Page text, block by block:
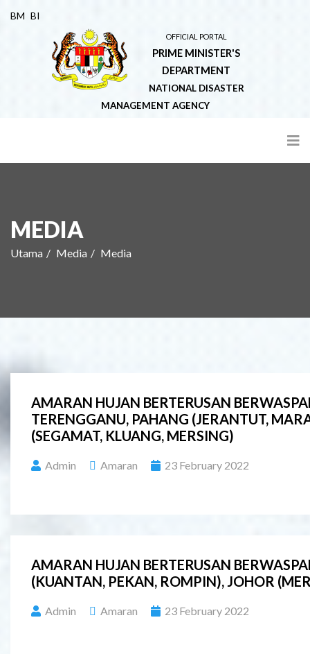
BM BI
OFFICIAL PORTAL
PRIME MINISTER'S
DEPARTMENT
NATIONAL DISASTER
MANAGEMENT AGENCY
MEDIA
Utama Media Media
AMARAN HUJAN BERTERUSAN
TERENGGANU, PAHANG (JERANTUT,
(SEGAMAT, KLUANG, MERSING)
Admin Amaran 23 February 2022
AMARAN HUJAN BERTERUSAN
(KUANTAN, PEKAN, ROMPIN), JOHOR
Admin Amaran 23 February 2022